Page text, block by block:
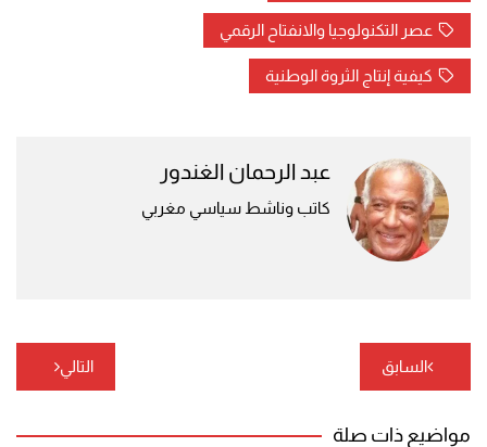
عصر التكنولوجيا والانفتاح الرقمي
كيفية إنتاج الثروة الوطنية
عبد الرحمان الغندور
كاتب وناشط سياسي مغربي
تصفّح
المقالات
السابق التالي
مواضيع ذات صلة